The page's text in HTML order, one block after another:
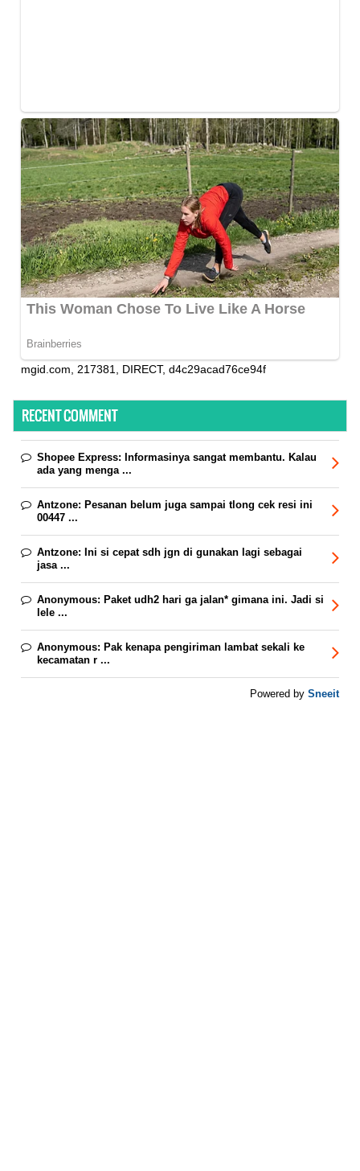
mgid.com, 217381, DIRECT, d4c29acad76ce94f
RECENT COMMENT
Shopee Express: Informasinya sangat membantu. Kalau
ada yang menga ...
Antzone: Pesanan belum juga sampai tlong cek resi ini
00447 ...
Antzone: Ini si cepat sdh jgn di gunakan lagi sebagai
jasa ...
Anonymous: Paket udh2 hari ga jalan* gimana ini. Jadi si
lele ...
Anonymous: Pak kenapa pengiriman lambat sekali ke
kecamatan r ...
Powered by Sneeit